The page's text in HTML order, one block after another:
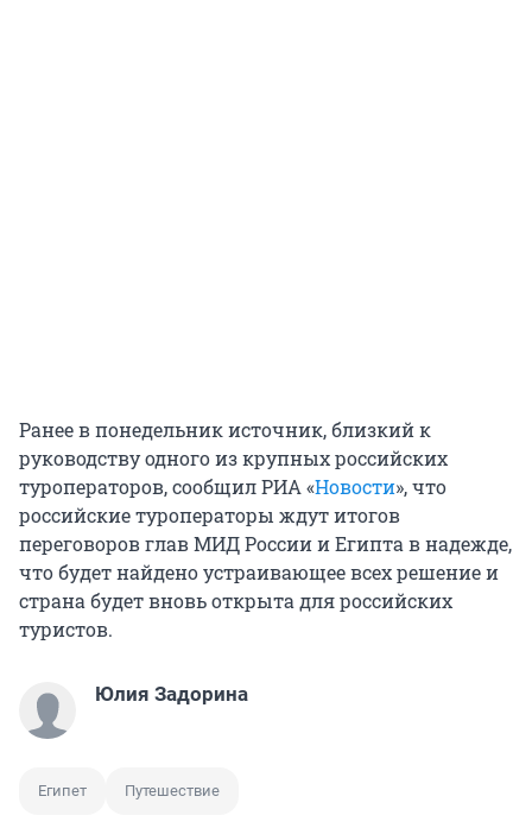
Ранее в понедельник источник, близкий к
руководству одного из крупных российских
туроператоров, сообщил РИА «Новости», что
российские туроператоры ждут итогов
переговоров глав МИД России и Египта в надежде,
что будет найдено устраивающее всех решение и
страна будет вновь открыта для российских
туристов.
Юлия Задорина
Египет Путешествие